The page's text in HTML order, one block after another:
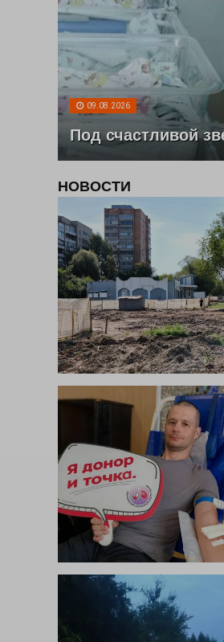
09.08.2026
Под счастливой
НОВОСТИ